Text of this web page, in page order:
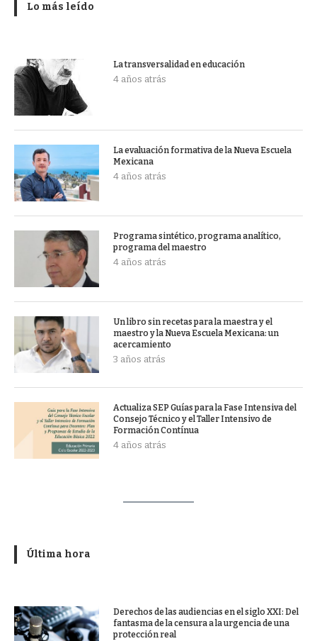
Lo más leído
La transversalidad en educación
4 años atrás
La evaluación formativa de la Nueva Escuela
Mexicana
4 años atrás
Programa sintético, programa analítico,
programa del maestro
4 años atrás
Un libro sin recetas para la maestra y el
maestro y la Nueva Escuela Mexicana: un
acercamiento
3 años atrás
Actualiza SEP Guías para la Fase Intensiva del
Consejo Técnico y el Taller Intensivo de
Formación Contínua
4 años atrás
Última hora
Derechos de las audiencias en el siglo XXI: Del
fantasma de la censura a la urgencia de una
protección real